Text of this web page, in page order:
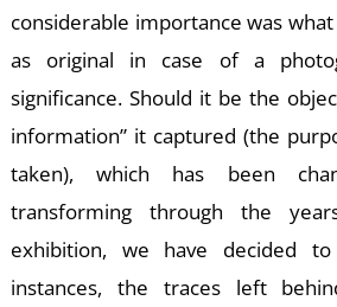
considerable importance was
as original in case of a
significance. Should it be the
information” it captured (the
taken), which has been
transforming through the
exhibition, we have decided
instances, the traces left